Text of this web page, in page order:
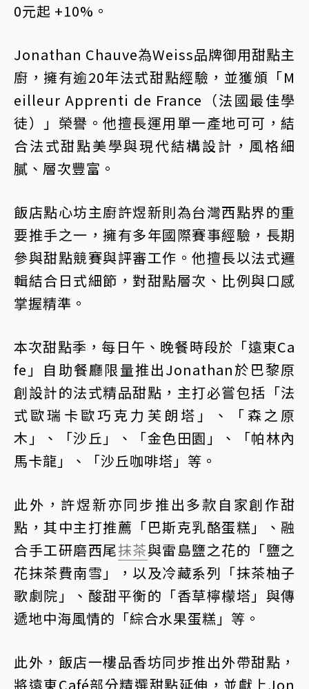
0元起 +10%。
Jonathan Chauve為Weiss品牌御用甜點主
廚，擁有逾20年法式甜點經驗，並獲頒「M
eilleur Apprenti de France（法國最佳學
徒）」榮譽。他擅長運用單一產地可可，結
合法式甜點美學與現代結構設計，風格細
膩、層次豐富。
飯店點心坊主廚許煜新則為台灣西點界的重
要推手之一，擁有多年國際賽事經驗，長期
參與甜點競賽與評審工作。他擅長以法式邏
輯結合日式細節，對甜點層次、比例與口感
掌握精準。
本次甜點季，每日午、晚餐時段於「遠東Ca
fe」自助餐廳限量推出Jonathan於巴黎原
創設計的法式精品甜點，主打必嘗包括「法
式歐瑞卡歐巧克力芙朗塔」、「森之原
木」、「沙丘」、「金色田園」、「帕林內
馬卡龍」、「沙丘咖啡塔」等。
此外，許煜新亦同步推出多款自家創作甜
點，其中主打推薦「巴斯克乳酪蛋糕」、融
合手工研磨西尾抹茶與雷島鹽之花的「鹽之
花抹茶費南雪」，以及冷藏系列「抹茶柚子
歌劇院」、酸甜平衡的「香草檸檬塔」與傳
遞地中海風情的「綜合水果蛋糕」等。
此外，飯店一樓品香坊同步推出外帶甜點，
將遠東Café部分精選甜點延伸，並獻上Jon